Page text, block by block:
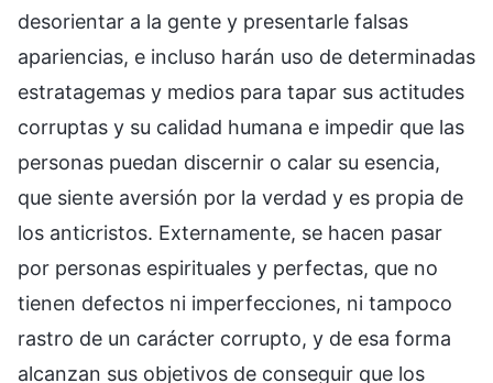
desorientar a la gente y presentarle falsas
apariencias, e incluso harán uso de determinadas
estratagemas y medios para tapar sus actitudes
corruptas y su calidad humana e impedir que las
personas puedan discernir o calar su esencia,
que siente aversión por la verdad y es propia de
los anticristos. Externamente, se hacen pasar
por personas espirituales y perfectas, que no
tienen defectos ni imperfecciones, ni tampoco
rastro de un carácter corrupto, y de esa forma
alcanzan sus objetivos de conseguir que los